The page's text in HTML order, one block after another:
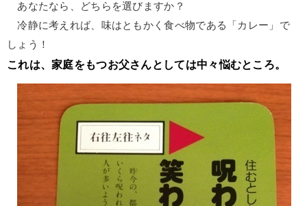
あなたなら、どちらを選びますか？
冷静に考えれば、味はともかく食べ物である「カレー」で
しょう！
これは、家庭をもつお父さんとしては中々悩むところ。